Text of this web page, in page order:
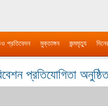
প্রতিবেদন মুক্তাঙ্গন জন্মমৃত্যু
প্রতিযোগিতা